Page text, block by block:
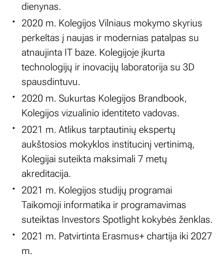
dienynas.
2020 m. Kolegijos Vilniaus mokymo skyrius
perkeltas į naujas ir modernias patalpas su
atnaujinta IT baze. Kolegijoje įkurta
technologijų ir inovacijų laboratorija su 3D
spausdintuvu.
2020 m. Sukurtas Kolegijos Brandbook,
Kolegijos vizualinio identiteto vadovas.
2021 m. Atlikus tarptautinių ekspertų
aukštosios mokyklos institucinį vertinimą,
Kolegijai suteikta maksimali 7 metų
akreditacija.
2021 m. Kolegijos studijų programai
Taikomoji informatika ir programavimas
suteiktas Investors Spotlight kokybės ženklas.
2021 m. Patvirtinta Erasmus+ chartija iki 2027
m.